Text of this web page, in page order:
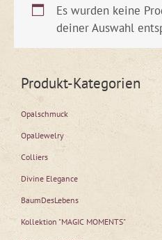
Es wurden keine
deiner Auswahl
Produkt-Kategorien
Opalschmuck
OpalJewelry
Colliers
Divine Elegance
BaumDesLebens
Kollektion "MAGIC MOMENTS"